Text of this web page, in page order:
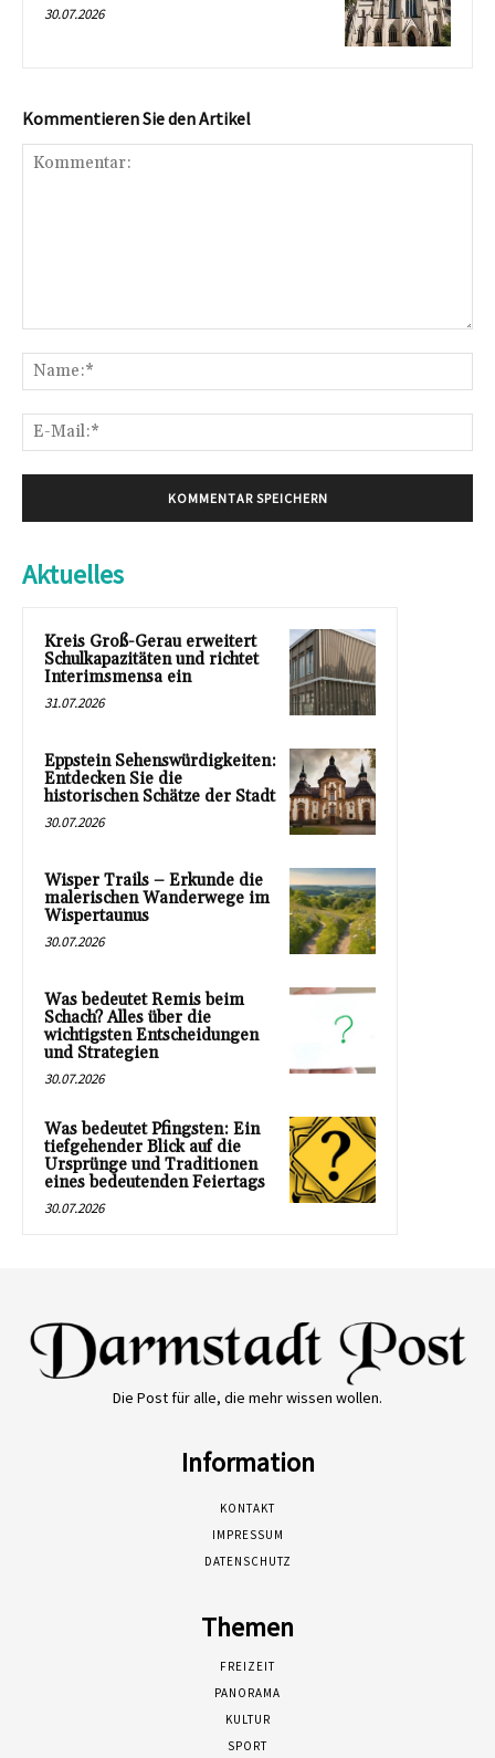
30.07.2026
Kommentieren Sie den Artikel
Aktuelles
Kreis Groß-Gerau erweitert
Schulkapazitäten und richtet
Interimsmensa ein
31.07.2026
Eppstein Sehenswürdigkeiten:
Entdecken Sie die
historischen Schätze der Stadt
30.07.2026
Wisper Trails – Erkunde die
malerischen Wanderwege im
Wispertaunus
30.07.2026
Was bedeutet Remis beim
Schach? Alles über die
wichtigsten Entscheidungen
und Strategien
30.07.2026
Was bedeutet Pfingsten: Ein
tiefgehender Blick auf die
Ursprünge und Traditionen
eines bedeutenden Feiertags
30.07.2026
Die Post für alle, die mehr wissen wollen.
Information
KONTAKT
IMPRESSUM
DATENSCHUTZ
Themen
FREIZEIT
PANORAMA
KULTUR
SPORT